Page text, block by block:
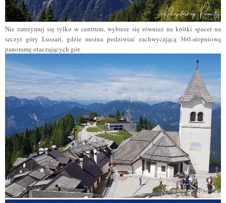
Nie zatrzymuj się tylko w centrum, wybierz się równiez na krótki spacer na
szczyt góry Lussari, gdzie można podziwiać zachwycającą 360-stopniową
panoramę otaczających gór.